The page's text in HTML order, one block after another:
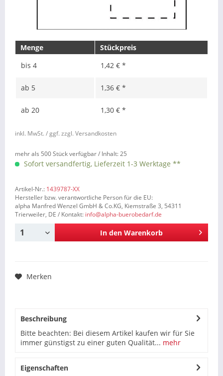
Menge
Stückpreis
bis 4 1,42 € *
ab 5 1,36 € *
ab 20 1,30 € *
inkl. MwSt. / ggf. zzgl. Versandkosten
mehr als 500 Stück verfügbar / Inhalt:25
Sofort versandfertig, Lieferzeit 1-3 Werktage **
Artikel-Nr.: 1439787-XX
Hersteller bzw. verantwortliche Person für die EU:
alpha Manfred Wenzel GmbH & Co.KG, Kiemstraße 3, 54311
Trierweiler, DE / Kontakt: info@alpha-buerobedarf.de
In den Warenkorb
Merken
Beschreibung
Bitte beachten: Bei diesem Artikel kaufen wir für Sie
immer günstigst zu einer guten Qualität... mehr
Eigenschaften